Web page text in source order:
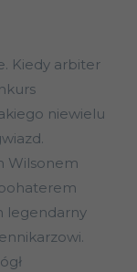
Kiedy arbiter
niewielu
Wilsonem
bohaterem
legendarny